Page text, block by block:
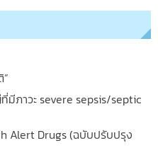
ภาวะ severe sepsis/septic
Alert Drugs (ฉบับปรับปรุง